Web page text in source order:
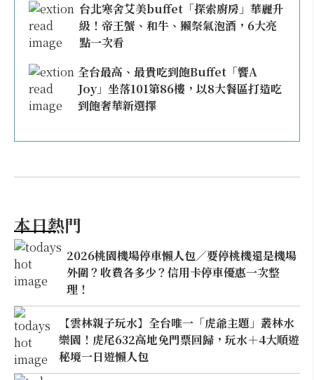
台北寒舍艾美buffet「探索廚房」華麗升
級！帝王蟹、和牛、獺祭氣泡酒，6大亮
點一次看
全台最高、最貴吃到飽Buffet「饗A
Joy」坐落101第86樓，以8大餐區打造吃
到飽奢華新選擇
本日熱門
2026桃園機場停車懶人包／要停桃機還是機場
外圍？收費各多少？信用卡停車優惠一次整
理！
【雲林親子玩水】全台唯一「虎爺主題」叢林水
樂園！虎尾632高地免門票回歸，玩水＋4大順遊
秘境一日遊懶人包